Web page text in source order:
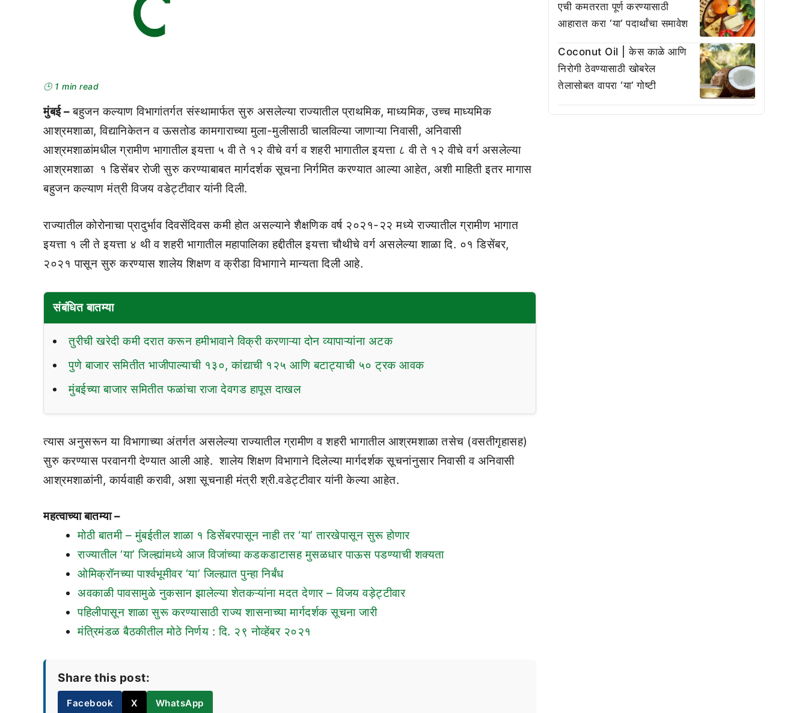
🕒 1 min read
मुंबई –बहुजन कल्याण विभागांतर्गत संस्थामार्फत सुरु असलेल्या राज्यातील प्राथमिक, माध्यमिक, उच्च माध्यमिक
आश्रमशाळा, विद्यानिकेतन व ऊसतोड कामगाराच्या मुला-मुलीसाठी चालविल्या जाणाऱ्या निवासी, अनिवासी
आश्रमशाळांमधील ग्रामीण भागातील इयत्ता ५ वी ते १२ वीचे वर्ग व शहरी भागातील इयत्ता ८ वी ते १२ वीचे वर्ग असलेल्या
आश्रमशाळा १ डिसेंबर रोजी सुरु करण्याबाबत मार्गदर्शक सूचना निर्गमित करण्यात आल्या आहेत, अशी माहिती इतर मागास
बहुजन कल्याण मंत्री विजय वडेट्टीवार यांनी दिली.
राज्यातील कोरोनाचा प्रादुर्भाव दिवसेंदिवस कमी होत असल्याने शैक्षणिक वर्ष २०२१-२२ मध्ये राज्यातील ग्रामीण भागात
इयत्ता १ ली ते इयत्ता ४ थी व शहरी भागातील महापालिका हद्दीतील इयत्ता चौथीचे वर्ग असलेल्या शाळा दि. ०१ डिसेंबर,
२०२१ पासून सुरु करण्यास शालेय शिक्षण व क्रीडा विभागाने मान्यता दिली आहे.
संबंधित बातम्या
तुरीची खरेदी कमी दरात करून हमीभावाने विक्री करणाऱ्या दोन व्यापाऱ्यांना अटक
पुणे बाजार समितीत भाजीपाल्याची १३०, कांद्याची १२५ आणि बटाट्याची ५० ट्रक आवक
मुंबईच्या बाजार समितीत फळांचा राजा देवगड हापूस दाखल
त्यास अनुसरून या विभागाच्या अंतर्गत असलेल्या राज्यातील ग्रामीण व शहरी भागातील आश्रमशाळा तसेच (वसतीगृहासह)
सुरु करण्यास परवानगी देण्यात आली आहे. शालेय शिक्षण विभागाने दिलेल्या मार्गदर्शक सूचनांनुसार निवासी व अनिवासी
आश्रमशाळांनी, कार्यवाही करावी, अशा सूचनाही मंत्री श्री.वडेट्टीवार यांनी केल्या आहेत.
महत्वाच्या बातम्या –
मोठी बातमी – मुंबईतील शाळा १ डिसेंबरपासून नाही तर ‘या’ तारखेपासून सुरू होणार
राज्यातील ‘या’ जिल्ह्यांमध्ये आज विजांच्या कडकडाटासह मुसळधार पाऊस पडण्याची शक्यता
ओमिक्रॉनच्या पार्श्वभूमीवर ‘या’ जिल्ह्यात पुन्हा निर्बंध
अवकाळी पावसामुळे नुकसान झालेल्या शेतकऱ्यांना मदत देणार – विजय वड़ेट्टीवार
पहिलीपासून शाळा सुरू करण्यासाठी राज्य शासनाच्या मार्गदर्शक सूचना जारी
मंत्रिमंडळ बैठकीतील मोठे निर्णय : दि. २९ नोव्हेंबर २०२१
Share this post:
Facebook X WhatsApp
एची कमतरता पूर्ण करण्यासाठी
आहारात करा ‘या’ पदार्थांचा समावेश
Coconut Oil | केस काळे आणि
निरोगी ठेवण्यासाठी खोबरेल
तेलासोबत वापरा ‘या’ गोष्टी